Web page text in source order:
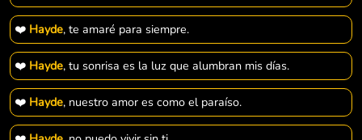
❤️ Hayde, te amaré para siempre.
❤️ Hayde, tu sonrisa es la luz que alumbran mis días.
❤️ Hayde, nuestro amor es como el paraíso.